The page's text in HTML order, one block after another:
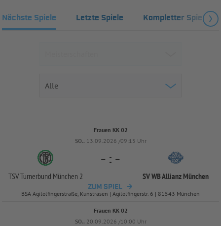
Nächste Spiele Letzte Spiele Kompletter Spielplan
Frauen KK 02
SO.. 13.09.2026 /09:15 Uhr
TSV Turnerbund München 2
- : -
SV WB Allianz München
ZUM SPIEL
BSA Agilolfingerstraße, Kunstrasen | Agilolfingerstr. 6 | 81543 München
Frauen KK 02
SO.. 20.09.2026 /10:00 Uhr